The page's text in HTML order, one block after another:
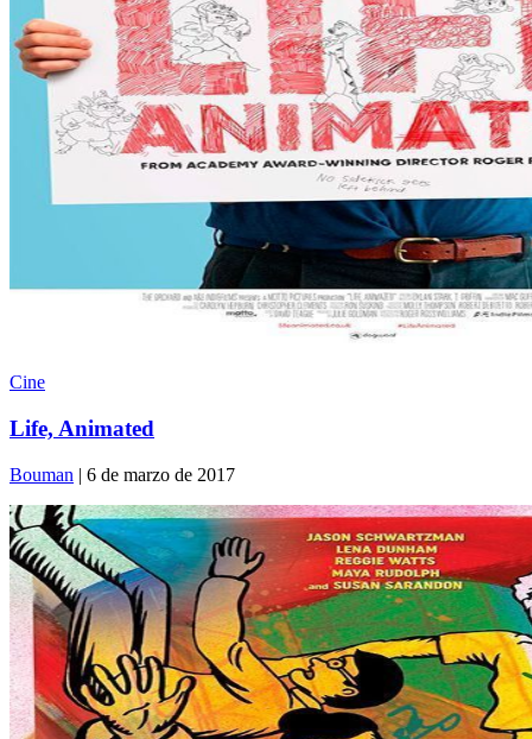
Cine
Life, Animated
Bouman | 6 de marzo de 2017